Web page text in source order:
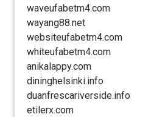
waveufabetm4.com
wayang88.net
websiteufabetm4.com
whiteufabetm4.com
anikalappy.com
dininghelsinki.info
duanfrescariverside.info
etilerx.com